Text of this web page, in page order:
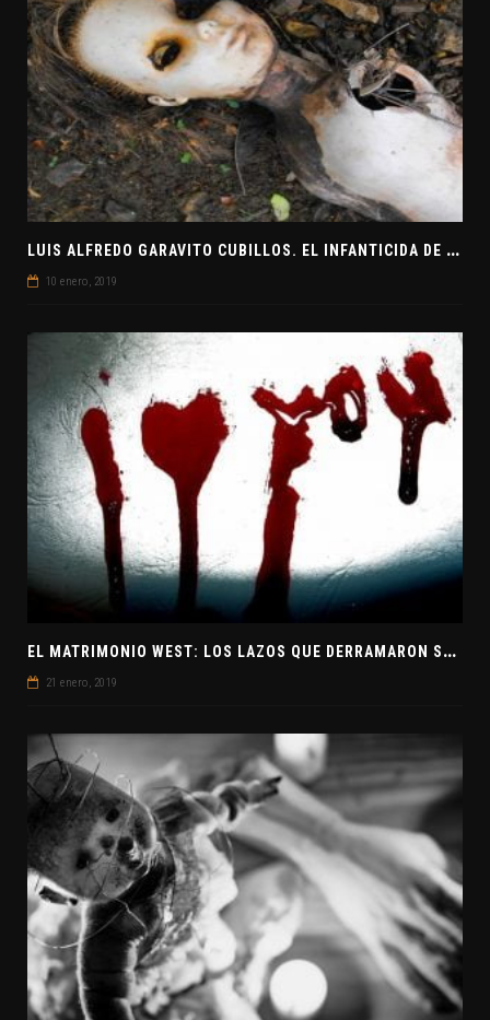
L
UIS ALFREDO GARAVITO CUBILLOS. EL INFANTICIDA DE COLOMBIA
10 enero, 2019
E
L MATRIMONIO WEST: LOS LAZOS QUE DERRAMARON SANGRE
21 enero, 2019